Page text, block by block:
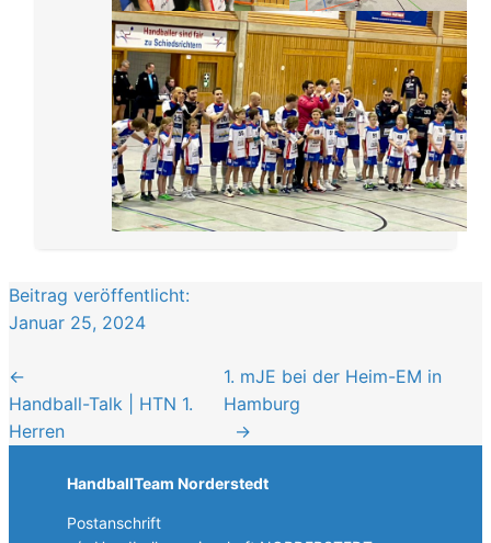
Beitrag veröffentlicht:
Januar 25, 2024
←
Handball-Talk | HTN 1.
Herren
1. mJE bei der Heim-EM in
Hamburg
→
HandballTeam Norderstedt
Postanschrift